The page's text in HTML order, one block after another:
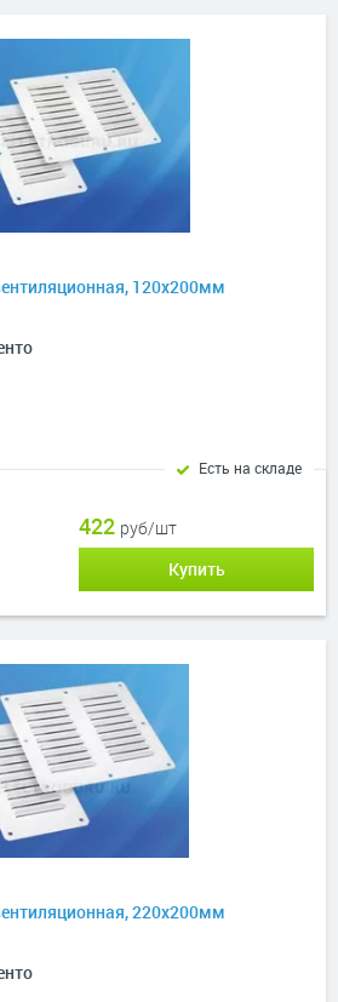
120х200мм
422 руб/шт
Купить
Есть на складе
220х200мм